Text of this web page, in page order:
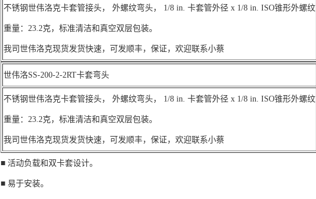
不锈钢世伟洛克卡套管接头， 外螺纹弯头， 1/8 in. 卡套管外径 x 1/8 in. ISO锥形外螺纹
重量：23.2克，标准清洁和真空双层包装。
我司世伟洛克现货发货快速，可发顺丰，保证，欢迎联系小蔡
世伟洛SS-200-2-2RT卡套弯头
不锈钢世伟洛克卡套管接头， 外螺纹弯头， 1/8 in. 卡套管外径 x 1/8 in. ISO锥形外螺纹
重量：23.2克，标准清洁和真空双层包装。
我司世伟洛克现货发货快速，可发顺丰，保证，欢迎联系小蔡
■ 活动负载和双卡套设计。
■ 易于安装。